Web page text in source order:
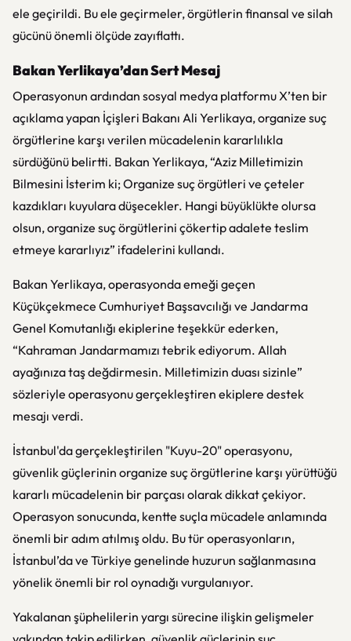
ele geçirildi. Bu ele geçirmeler, örgütlerin finansal ve silah
gücünü önemli ölçüde zayıflattı.
Bakan Yerlikaya’dan Sert Mesaj
Operasyonun ardından sosyal medya platformu X’ten bir
açıklama yapan İçişleri Bakanı Ali Yerlikaya, organize suç
örgütlerine karşı verilen mücadelenin kararlılıkla
sürdüğünü belirtti. Bakan Yerlikaya, “Aziz Milletimizin
Bilmesini İsterim ki; Organize suç örgütleri ve çeteler
kazdıkları kuyulara düşecekler. Hangi büyüklükte olursa
olsun, organize suç örgütlerini çökertip adalete teslim
etmeye kararlıyız” ifadelerini kullandı.
Bakan Yerlikaya, operasyonda emeği geçen
Küçükçekmece Cumhuriyet Başsavcılığı ve Jandarma
Genel Komutanlığı ekiplerine teşekkür ederken,
“Kahraman Jandarmamızı tebrik ediyorum. Allah
ayağınıza taş değdirmesin. Milletimizin duası sizinle”
sözleriyle operasyonu gerçekleştiren ekiplere destek
mesajı verdi.
İstanbul'da gerçekleştirilen "Kuyu-20" operasyonu,
güvenlik güçlerinin organize suç örgütlerine karşı yürüttüğü
kararlı mücadelenin bir parçası olarak dikkat çekiyor.
Operasyon sonucunda, kentte suçla mücadele anlamında
önemli bir adım atılmış oldu. Bu tür operasyonların,
İstanbul’da ve Türkiye genelinde huzurun sağlanmasına
yönelik önemli bir rol oynadığı vurgulanıyor.
Yakalanan şüphelilerin yargı sürecine ilişkin gelişmeler